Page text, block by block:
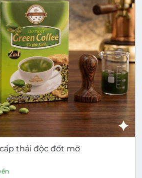
thải độc đốt mỡ